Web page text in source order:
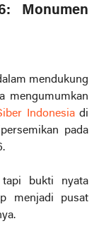
Monumen
mendukung
mengumumkan
Indonesiadi
pada
tapi bukti nyata
menjadi pusat